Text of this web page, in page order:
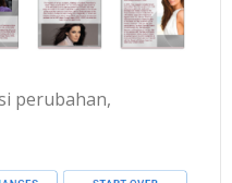
perubahan,